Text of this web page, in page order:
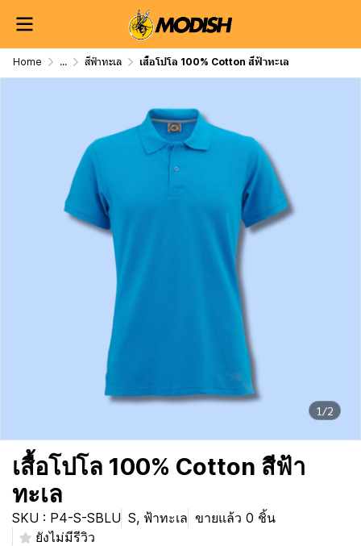
Home ... สีฟ้าทะเล เสื้อโปโล 100% Cotton สีฟ้าทะเล
1/2
เสื้อโปโล 100% Cotton สีฟ้า
ทะเล
SKU : P4-S-SBLU S, ฟ้าทะเล ขายแล้ว 0 ชิ้น
ยังไม่มีรีวิว